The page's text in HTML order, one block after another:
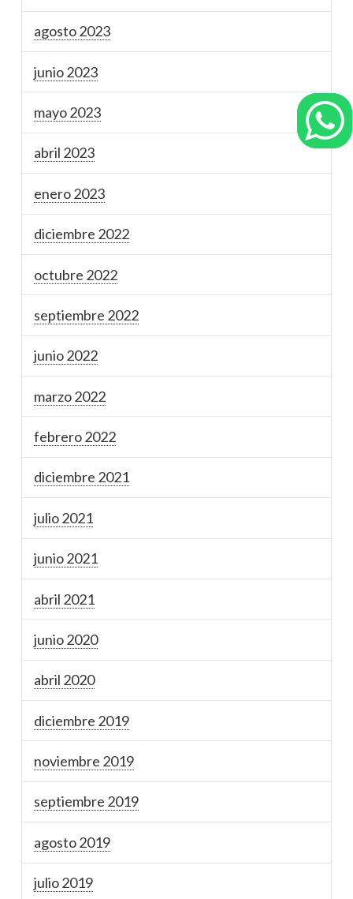
agosto 2023
junio 2023
mayo 2023
abril 2023
enero 2023
diciembre 2022
octubre 2022
septiembre 2022
junio 2022
marzo 2022
febrero 2022
diciembre 2021
julio 2021
junio 2021
abril 2021
junio 2020
abril 2020
diciembre 2019
noviembre 2019
septiembre 2019
agosto 2019
julio 2019